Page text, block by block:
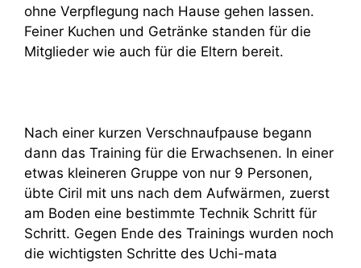
ohne Verpflegung nach Hause gehen lassen.
Feiner Kuchen und Getränke standen für die
Mitglieder wie auch für die Eltern bereit.
Nach einer kurzen Verschnaufpause begann
dann das Training für die Erwachsenen. In einer
etwas kleineren Gruppe von nur 9 Personen,
übte Ciril mit uns nach dem Aufwärmen, zuerst
am Boden eine bestimmte Technik Schritt für
Schritt. Gegen Ende des Trainings wurden noch
die wichtigsten Schritte des Uchi-mata